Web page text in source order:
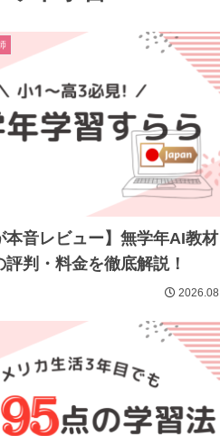
本音レビュー】無学年AI教材
評判・料金を徹底解説！